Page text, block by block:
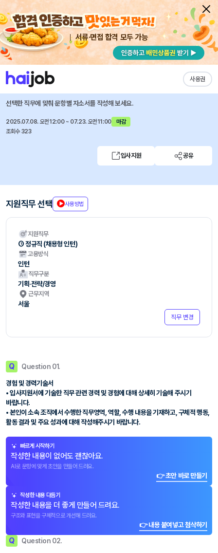
서류·면접 합격 모두 가능
사용권
채용공고 자소서 자유항목 자소서 내 작성목록
한국지식재산보호원
2025년 제7차 인력채용 공고
선택한 직무에 맞춰 문항별 자소서를 작성해 보세요.
2025.07.08. 오전12:00 ~ 07.23. 오전11:00
마감
조회수 323
입사지원 공유
지원직무 선택 사용방법
지원직무
① 정규직 (채용형 인턴)
고용방식
인턴
직무구분
기획·전략/경영
근무지역
서울
직무 변경
Q Question 01.
경험 및 경력기술서
• 입사지원서에 기술한 직무 관련 경력 및 경험에 대해 상세히 기술해 주시기
바랍니다.
• 본인이 소속 조직에서 수행한 직무영역, 역할, 수행 내용을 기재하고, 구체적 행동,
활동 결과 및 주요 성과에 대해 작성해주시기 바랍니다.
빠르게 시작하기
작성한 내용이 없어도 괜찮아요.
AI로 문항에 맞게 초안을 만들어 드려요.
👉 초안 바로 만들기
작성한 내용 다듬기
작성한 내용을 더 좋게 만들어 드려요.
구조와 표현을 구체적으로 개선해 드려요.
👉 내용 붙여넣고 첨삭하기
Q Question 02.